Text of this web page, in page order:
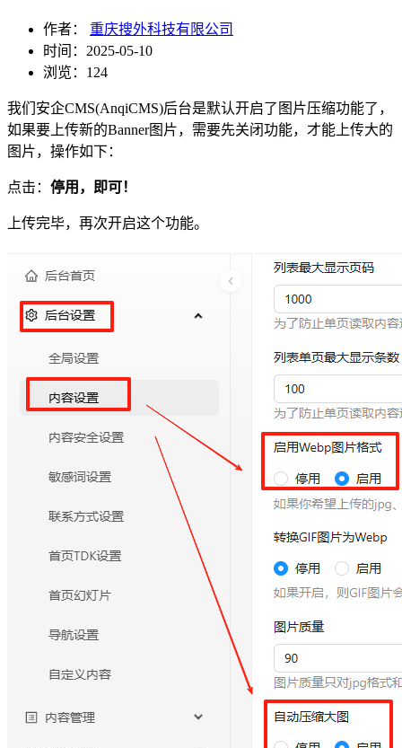
作者： 重庆搜外科技有限公司
时间：2025-05-10
浏览：124
我们安企CMS(AnqiCMS)后台是默认开启了图片压缩功能了，
如果要上传新的Banner图片，需要先关闭功能，才能上传大的
图片，操作如下：
点击： 停用，即可！
上传完毕，再次开启这个功能。